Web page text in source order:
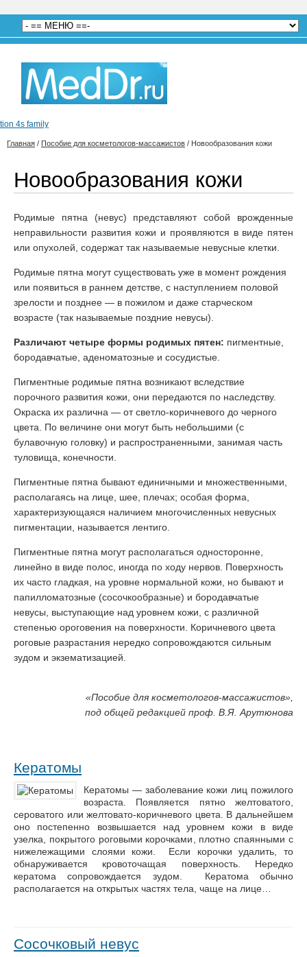
tion 4s family
Главная / Пособие для косметологов-массажистов / Новообразования кожи
Новообразования кожи
Родимые пятна (невус) представляют собой врожденные
неправильности развития кожи и проявляются в виде пятен
или опухолей, содержат так называемые невусные клетки.
Родимые пятна могут существовать уже в момент рождения
или появиться в раннем детстве, с наступлением половой
зрелости и позднее — в пожилом и даже старческом
возрасте (так называемые поздние невусы).
Различают четыре формы родимых пятен: пигментные,
бородавчатые, аденоматозные и сосудистые.
Пигментные родимые пятна возникают вследствие
порочного развития кожи, они передаются по наследству.
Окраска их различна — от светло-коричневого до черного
цвета. По величине они могут быть небольшими (с
булавочную головку) и распространенными, занимая часть
туловища, конечности.
Пигментные пятна бывают единичными и множественными,
располагаясь на лице, шее, плечах; особая форма,
характеризующаяся наличием многочисленных невусных
пигментации, называется лентиго.
Пигментные пятна могут располагаться односторонне,
линейно в виде полос, иногда по ходу нервов. Поверхность
их часто гладкая, на уровне нормальной кожи, но бывают и
папилломатозные (сосочкообразные) и бородавчатые
невусы, выступающие над уровнем кожи, с различной
степенью ороговения на поверхности. Коричневого цвета
роговые разрастания нередко сопровождаются сильным
зудом и экзематизацией.
«Пособие для косметологов-массажистов»,
под общей редакцией проф. В.Я. Арутюнова
Кератомы
Кератомы — заболевание кожи лиц пожилого
возраста. Появляется пятно желтоватого,
сероватого или желтовато-коричневого цвета. В дальнейшем
оно постепенно возвышается над уровнем кожи в виде
узелка, покрытого роговыми корочками, плотно спаянными с
нижележащими слоями кожи. Если корочки удалить, то
обнаруживается кровоточащая поверхность. Нередко
кератома сопровождается зудом. Кератома обычно
располагается на открытых частях тела, чаще на лице…
Сосочковый невус